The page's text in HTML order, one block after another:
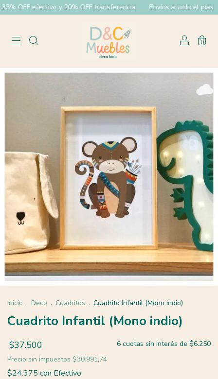
OFF efectivo y 20% OFF transferencia Envíos a todo el pías
0
Inicio . Deco . Cuadritos . Cuadrito Infantil (Mono indio)
Cuadrito Infantil (Mono indio)
$37.500 6 cuotas sin interés de $6.250
Precio sin impuestos $30.991,74
$24.375 con Efectivo